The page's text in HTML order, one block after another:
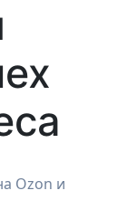
Ozon и